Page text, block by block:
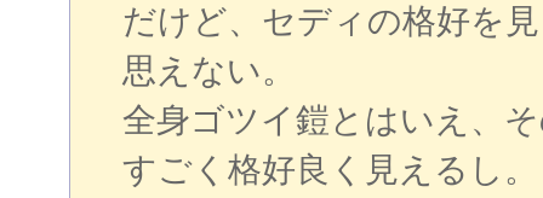
だけど、セディの格好を
思えない。
全身ゴツイ鎧とはいえ、
すごく格好良く見えるし。